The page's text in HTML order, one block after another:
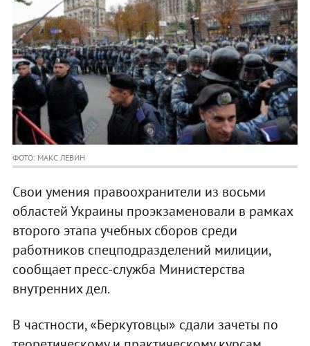
ФОТО: МАКС ЛЕВИН
Свои умения правоохранители из восьми
областей Украины проэкзаменовали в рамках
второго этапа учебных сборов среди
работников спецподразделений милиции,
сообщает пресс-служба Министерства
внутренних дел.
В частности, «Беркутовцы» сдали зачеты по